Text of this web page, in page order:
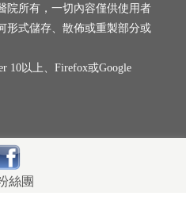
絲團
院所有，一切內容僅供使用者
形式儲存、散佈或重製部分或
10以上、Firefox或Google